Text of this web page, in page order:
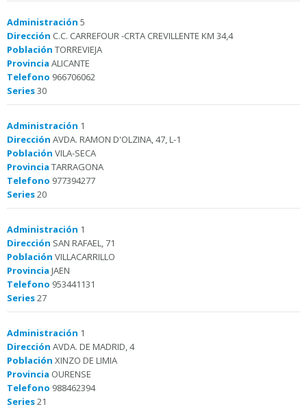
Administración 5
Dirección C.C. CARREFOUR -CRTA CREVILLENTE KM 34,4
Población TORREVIEJA
Provincia ALICANTE
Telefono 966706062
Series30
Administración 1
Dirección AVDA. RAMON D'OLZINA, 47, L-1
Población VILA-SECA
Provincia TARRAGONA
Telefono 977394277
Series20
Administración 1
Dirección SAN RAFAEL, 71
Población VILLACARRILLO
Provincia JAEN
Telefono 953441131
Series27
Administración 1
Dirección AVDA. DE MADRID, 4
Población XINZO DE LIMIA
Provincia OURENSE
Telefono 988462394
Series21